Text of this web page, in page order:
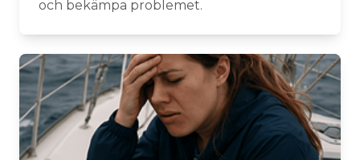
och bekämpa problemet.